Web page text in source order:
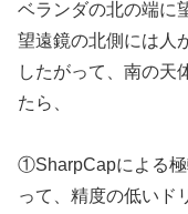
ベランダの北の端に
望遠鏡の北側には人
したがって、南の天
たら、
①SharpCapによる極
って、精度の低いド